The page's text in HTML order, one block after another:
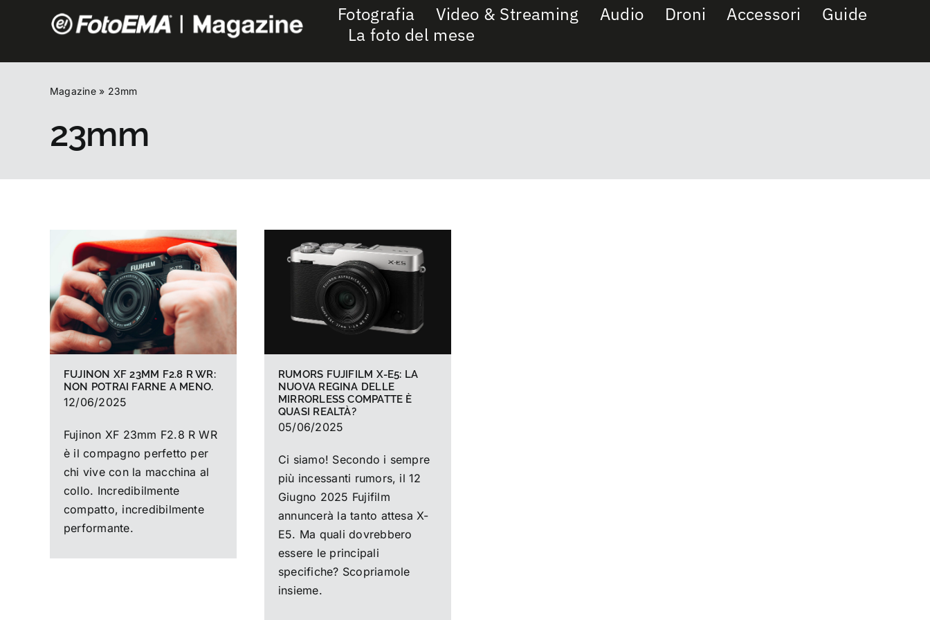
Fotografia Video & Streaming Audio Droni Accessori
Guide
La foto del mese
Magazine» 23mm
23mm
FUJINON XF 23MM F2.8 R WR:
NON POTRAI FARNE A MENO.
12/06/2025
Fujinon XF 23mm F2.8 R WR
è il compagno perfetto per
chi vive con la macchina al
collo. Incredibilmente
compatto, incredibilmente
performante.
RUMORS FUJIFILM X-E5: LA
NUOVA REGINA DELLE
MIRRORLESS COMPATTE È
QUASI REALTÀ?
05/06/2025
Ci siamo! Secondo i sempre
più incessanti rumors, il 12
Giugno 2025 Fujifilm
annuncerà la tanto attesa X-
E5. Ma quali dovrebbero
essere le principali
specifiche? Scopriamole
insieme.